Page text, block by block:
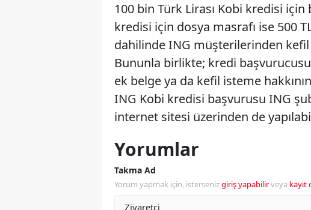
100 bin Türk Lirası Kobi kredisi
kredisi için dosya masrafı ise 500
dahilinde ING müşterilerinden
Bununla birlikte; kredi
ek belge ya da kefil isteme
ING Kobi kredisi başvurusu ING
internet sitesi üzerinden de
Yorumlar
Takma Ad
Yorum yapmak için, istersenizgiriş yapabilirveya kayıt